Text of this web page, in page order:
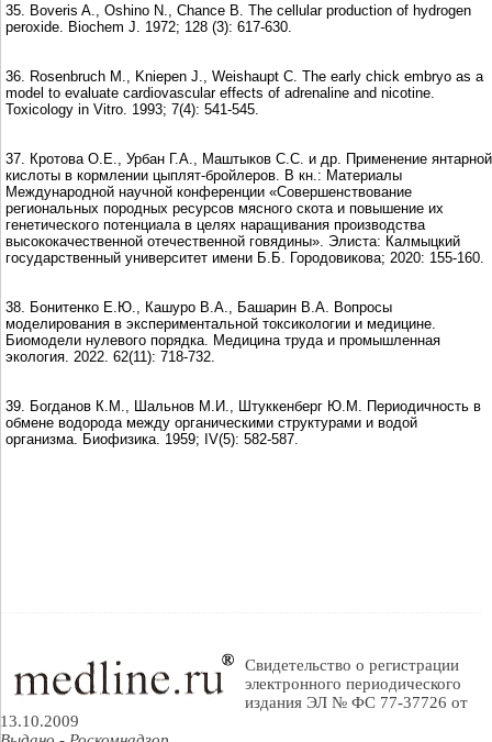
35. Boveris A., Oshino N., Chance B. The cellular production of hydrogen
peroxide. Biochem J. 1972; 128 (3): 617-630.
36. Rosenbruch M., Kniepen J., Weishaupt C. The early chick embryo as a
model to evaluate cardiovascular effects of adrenaline and nicotine.
Toxicology in Vitro. 1993; 7(4): 541-545.
37. Кротова О.Е., Урбан Г.А., Маштыков С.С. и др. Применение янтарной
кислоты в кормлении цыплят-бройлеров. В кн.: Материалы
Международной научной конференции «Совершенствование
региональных породных ресурсов мясного скота и повышение их
генетического потенциала в целях наращивания производства
высококачественной отечественной говядины». Элиста: Калмыцкий
государственный университет имени Б.Б. Городовикова; 2020: 155-160.
38. Бонитенко Е.Ю., Кашуро В.А., Башарин В.А. Вопросы
моделирования в экспериментальной токсикологии и медицине.
Биомодели нулевого порядка. Медицина труда и промышленная
экология. 2022. 62(11): 718-732.
39. Богданов К.М., Шальнов М.И., Штуккенберг Ю.М. Периодичность в
обмене водорода между органическими структурами и водой
организма. Биофизика. 1959; IV(5): 582-587.
Свидетельство о регистрации
электронного периодического
издания ЭЛ № ФС 77-37726 от
13.10.2009